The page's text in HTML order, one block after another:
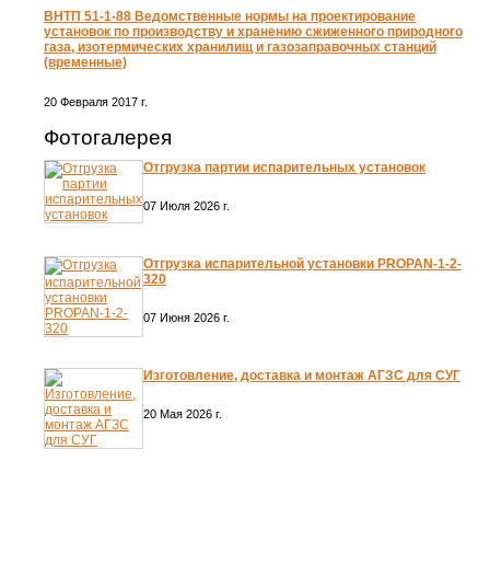
ВНТП 51-1-88 Ведомственные нормы на проектирование
установок по производству и хранению сжиженного природного
газа, изотермических хранилищ и газозаправочных станций
(временные)
20 Февраля 2017 г.
Фотогалерея
Отгрузка партии испарительных установок
07 Июля 2026 г.
Отгрузка испарительной установки PROPAN-1-2-
320
07 Июня 2026 г.
Изготовление, доставка и монтаж АГЗС для СУГ
20 Мая 2026 г.